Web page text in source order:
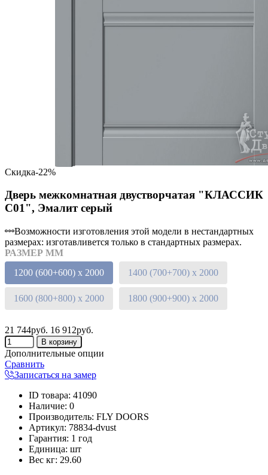
Скидка-22%
Дверь межкомнатная двустворчатая "КЛАССИК
C01", Эмалит серый
Возможности изготовления этой модели в нестандартных
размерах: изготавливется только в стандартных размерах.
РАЗМЕР ММ
1200 (600+600) х 2000
1400 (700+700) х 2000
1600 (800+800) х 2000 1800 (900+900) х 2000
21 744руб. 16 912руб.
Дополнительные опции
Сравнить
Записаться на замер
ID товара: 41090
Наличие: 0
Производитель: FLY DOORS
Артикул: 78834-dvust
Гарантия: 1 год
Единица: шт
Вес кг: 29.60